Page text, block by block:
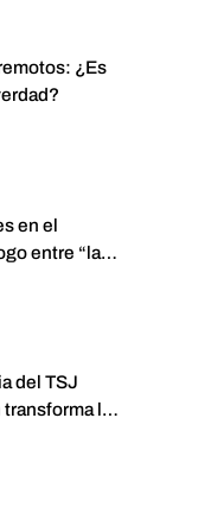
¿Es
en el
entre “las
del TSJ
la